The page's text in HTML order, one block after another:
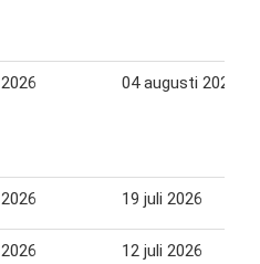
04 augusti 2026
19 juli 2026
12 juli 2026